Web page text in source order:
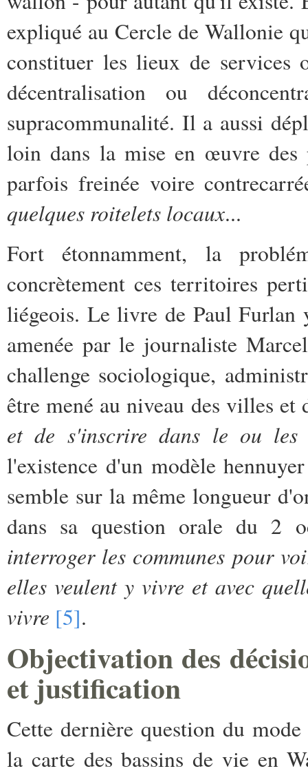
expliqué au Cercle de Wallonie
constituer les lieux de services
décentralisation ou
supracommunalité. Il a aussi
loin dans la mise en œuvre des
parfois freinée voire
quelques roitelets locaux...
Fort étonnamment, la
concrètement ces territoires
liégeois. Le livre de Paul Furlan
amenée par le journaliste
challenge sociologique,
être mené au niveau des villes et
et de s'inscrire dans le ou les
l'existence d'un modèle
semble sur la même longueur
dans sa question orale du 2
interroger les communes pour
elles veulent y vivre et avec
vivre [5].
Objectivation des
et justification
Cette dernière question du
la carte des bassins de vie en